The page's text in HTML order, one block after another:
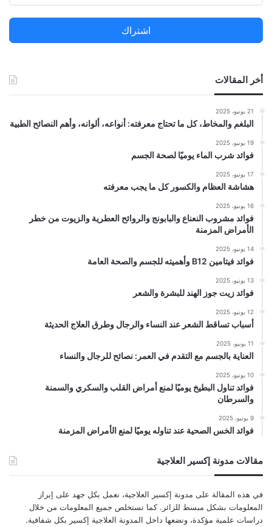
ع
ن
اشتراك
أخر المقالات
21 يونيو، 2025
البلغم والمخاط، كل ما تحتاج معرفته: أنواعه، ألوانه، وأهم النصائح الطبية
19 يونيو، 2025
فوائد شرب الماء يوميًا لصحة الجسم
17 يونيو، 2025
هشاشة العظام والكسور كل ما يجب معرفته
16 يونيو، 2025
فوائد مشروب النعناع والبابونج والروائح العطرية والزيوت من خطر
الأمراض المزمنة
14 يونيو، 2025
فوائد فيتامين B12 وأهميته للجسم والصحة العامة
13 يونيو، 2025
فوائد زيت جوز الهند للبشرة والشعر
12 يونيو، 2025
أسباب تساقط الشعر عند النساء والرجال وطرق العلاج الحديثة
11 يونيو، 2025
العناية بالجسم مع التقدم في العمر: نصائح للرجال والنساء
10 يونيو، 2025
فوائد تناول البطيخ يوميًا لمنع أمراض القلب والسكري والسمنة
والسرطان
9 يونيو، 2025
فوائد الخس الصحية عند تناوله يوميًا لمنع الأمراض المزمنة
مقالات مدونة إكسير العلاجية
في هذه المقالة على مدونة إكسير العلاجية، نعمل بكل جهد على إبراز
المعلومات بشكل مبسط للزائر. كما نستخلص جميع المعلومات من خلال
دراسات علمية مؤكدة، ونضعها داخل المدونة العلاجية إكسير بكل شفافية.